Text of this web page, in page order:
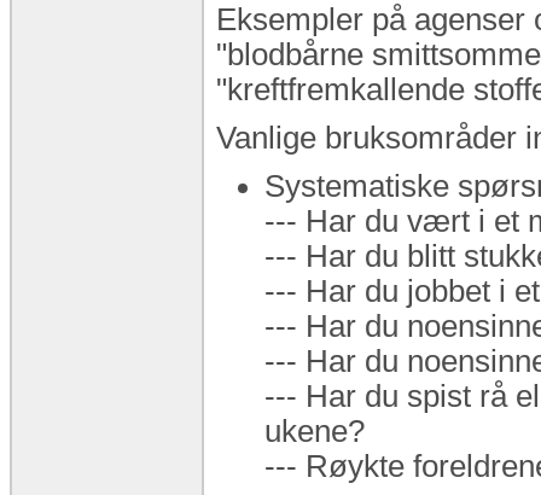
Eksempler på agenser
"blodbårne
"kreftfremkallende
Vanlige bruksområder
Systematiske
--- Har du vært i et
--- Har du blitt
--- Har du jobbet i
--- Har du
--- Har du
--- Har du spist rå
ukene?
--- Røykte